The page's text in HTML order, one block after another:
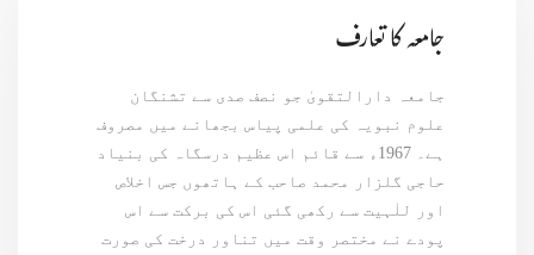
جامعہ کا تعارف
جامعہ دارالتقویٰ جو نصف صدی سے تشنگان
علوم نبویہ کی علمی پیاس بجھانے میں مصروف
ہے۔ 1967ء سے قائم اس عظیم درسگاہ کی بنیاد
حاجی گلزار محمد صاحب کے ہاتھوں جس اخلاص
اور للٰہیت سے رکھی گئی اس کی برکت سے اس
پودے نے مختصر وقت میں تناور درخت کی صورت